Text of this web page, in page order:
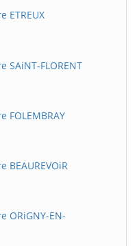
ETREUX
FLORENT
ORiGNY-EN-